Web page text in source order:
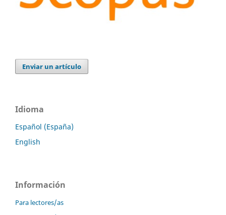
Enviar un artículo
Idioma
Español (España)
English
Información
Para lectores/as